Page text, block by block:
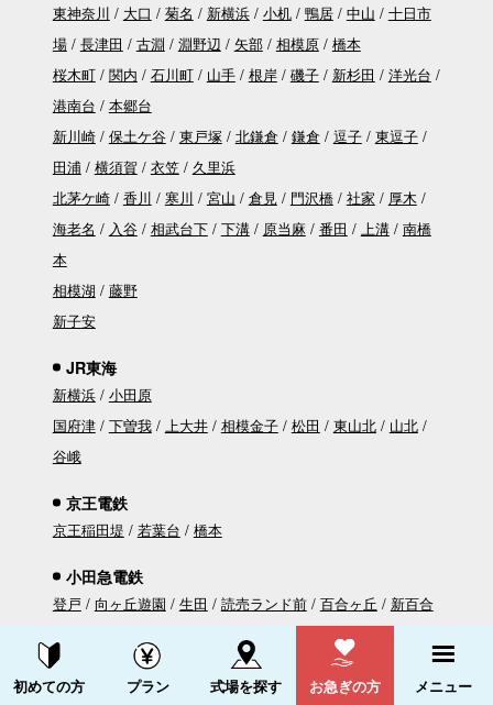
東神奈川
大口 菊名 新横浜 小机 鴨居 中山
十日市
場
長津田 古淵 淵野辺 矢部 相模原
橋本
桜木町
関内 石川町 山手 根岸 磯子 新杉田
洋光台
港南台
本郷台
新川崎
保土ケ谷 東戸塚 北鎌倉 鎌倉 逗子
東逗子
田浦
横須賀 衣笠
久里浜
北茅ケ崎
香川 寒川 宮山 倉見 門沢橋 社家
厚木
海老名
入谷 相武台下 下溝 原当麻 番田 上溝
南橋
本
相模湖
藤野
新子安
JR東海
新横浜
小田原
国府津
下曽我 上大井 相模金子 松田 東山北
山北
谷峨
京王電鉄
京王稲田堤 若葉台 橋本
小田急電鉄
登戸 向ヶ丘遊園 生田 読売ランド前 百合ヶ丘
新百合
老名
本厚木 愛甲石田 鶴巻温泉
東海大
学前
渋沢 新松田 開成 栢山 富水 螢田 足柄
資料請求する 電話をかける
初めての方 プラン 式場を探す お急ぎの方 メニュー